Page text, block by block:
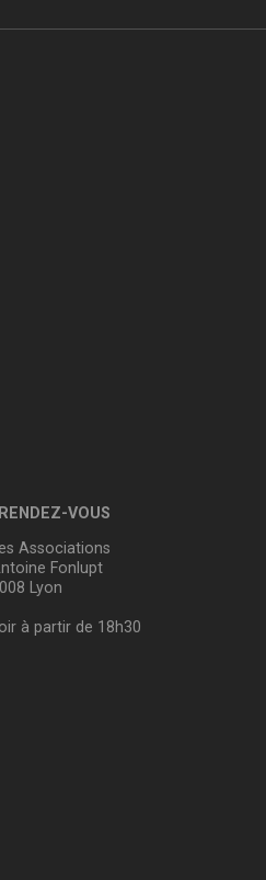
VOUS
Associations
Fonlupt
Lyon
à partir de 18h30